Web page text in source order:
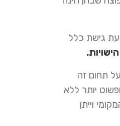
גישת כלל
תחום זה
יותר ללא
וייתן